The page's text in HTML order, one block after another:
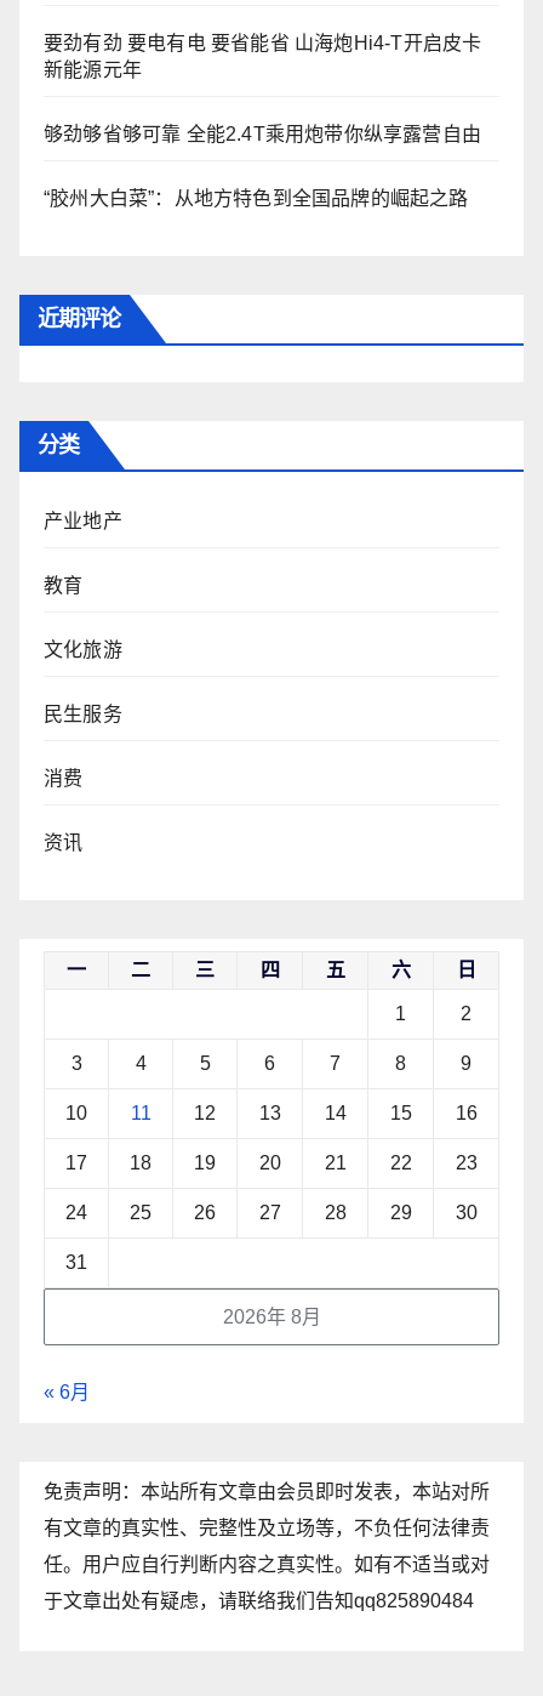
要劲有劲 要电有电 要省能省 山海炮Hi4-T开启皮卡
新能源元年
够劲够省够可靠 全能2.4T乘用炮带你纵享露营自由
“胶州大白菜”：从地方特色到全国品牌的崛起之路
近期评论
分类
产业地产
教育
文化旅游
民生服务
消费
资讯
2026年 8月
一 二 三 四 五 六 日
1 2
3 4 5 6 7 8 9
10 11 12 13 14 15 16
17 18 19 20 21 22 23
24 25 26 27 28 29 30
31
« 6月
免责声明：本站所有文章由会员即时发表，本站对所
有文章的真实性、完整性及立场等，不负任何法律责
任。用户应自行判断内容之真实性。如有不适当或对
于文章出处有疑虑，请联络我们告知qq825890484